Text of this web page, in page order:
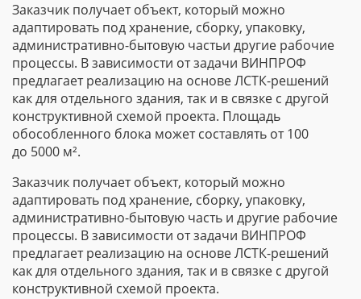
Заказчик получает объект, который можно
адаптировать под хранение, сборку, упаковку,
административно-бытовую частьи другие рабочие
процессы. В зависимости от задачи ВИНПРОФ
предлагает реализацию на основеЛСТК-решений
как для отдельного здания, так и в связке с другой
конструктивной схемой проекта. Площадь
обособленного блока может составлять от 100
до 5000 м².
Заказчик получает объект, который можно
адаптировать под хранение, сборку, упаковку,
административно-бытовую часть и другие рабочие
процессы. В зависимости от задачи ВИНПРОФ
предлагает реализацию на основеЛСТК-решений
как для отдельного здания, так и в связке с другой
конструктивной схемой проекта.